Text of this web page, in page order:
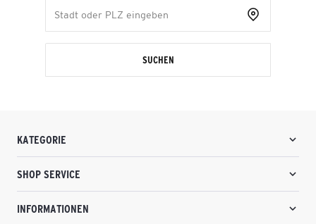
SUCHEN
KATEGORIE
SHOP SERVICE
INFORMATIONEN